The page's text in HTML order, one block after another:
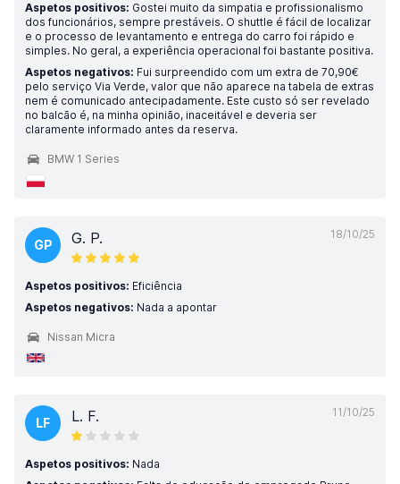
Aspetos positivos: Gostei muito da simpatia e profissionalismo
dos funcionários, sempre prestáveis. O shuttle é fácil de localizar
e o processo de levantamento e entrega do carro foi rápido e
simples. No geral, a experiência operacional foi bastante positiva.
Aspetos negativos: Fui surpreendido com um extra de 70,90€
pelo serviço Via Verde, valor que não aparece na tabela de extras
nem é comunicado antecipadamente. Este custo só ser revelado
no balcão é, na minha opinião, inaceitável e deveria ser
claramente informado antes da reserva.
BMW 1 Series
18/10/25
GP G. P.
Aspetos positivos: Eficiência
Aspetos negativos: Nada a apontar
Nissan Micra
11/10/25
LF L. F.
Aspetos positivos: Nada